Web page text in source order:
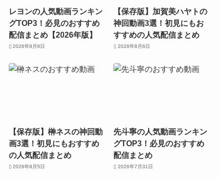
レヨンの人気動画ランキン
グTOP3！必見のおすすめ
配信まとめ【2026年版】
2026年8月8日
【保存版】加賀美ハヤトの
神回動画3選！初見にもお
すすめの人気配信まとめ
2026年8月6日
【保存版】榊ネスの神回動
画3選！初見にもおすすめ
の人気配信まとめ
2026年8月5日
先斗寧の人気動画ランキン
グTOP3！必見のおすすめ
配信まとめ
2026年7月31日